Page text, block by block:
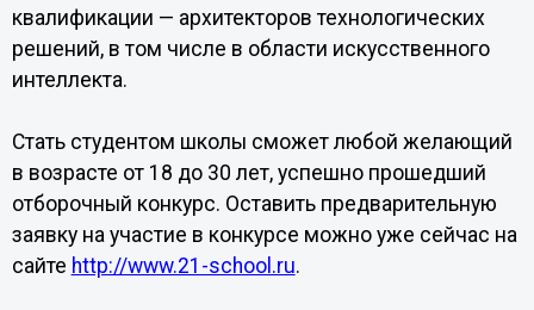
квалификации — архитекторов технологических
решений, в том числе в области искусственного
интеллекта.
Стать студентом школы сможет любой желающий
в возрасте от 18 до 30 лет, успешно прошедший
отборочный конкурс. Оставить предварительную
заявку на участие в конкурсе можно уже сейчас на
сайте http://www.21-school.ru.